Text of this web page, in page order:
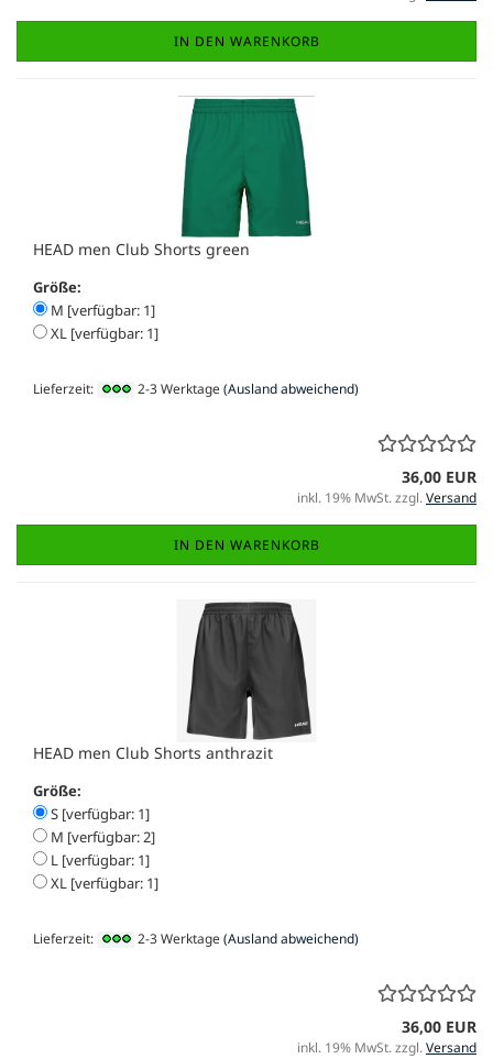
IN DEN WARENKORB
HEAD men Club Shorts green
Größe:
M [verfügbar: 1]
XL [verfügbar: 1]
Lieferzeit: 2-3 Werktage(Ausland abweichend)
36,00 EUR
inkl. 19% MwSt. zzgl.Versand
IN DEN WARENKORB
HEAD men Club Shorts anthrazit
Größe:
S [verfügbar: 1]
M [verfügbar: 2]
L [verfügbar: 1]
XL [verfügbar: 1]
Lieferzeit: 2-3 Werktage(Ausland abweichend)
36,00 EUR
inkl. 19% MwSt. zzgl.Versand